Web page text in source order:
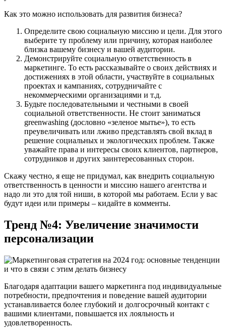
Как это можно использовать для развития бизнеса?
Определите свою социальную миссию и цели. Для этого
выберите ту проблему или причину, которая наиболее
близка вашему бизнесу и вашей аудитории.
Демонстрируйте социальную ответственность в
маркетинге. То есть рассказывайте о своих действиях и
достижениях в этой области, участвуйте в социальных
проектах и кампаниях, сотрудничайте с
некоммерческими организациями и т.д.
Будьте последовательными и честными в своей
социальной ответственности. Не стоит заниматься
greenwashing (дословно «зеленое мытье»), то есть
преувеличивать или лживо представлять свой вклад в
решение социальных и экологических проблем. Также
уважайте права и интересы своих клиентов, партнеров,
сотрудников и других заинтересованных сторон.
Скажу честно, я еще не придумал, как внедрить социальную
ответственность в ценности и миссию нашего агентства и
надо ли это для той ниши, в которой мы работаем. Если у вас
будут идеи или примеры – кидайте в комменты.
Тренд №4: Увеличение значимости
персонализации
Благодаря адаптации вашего маркетинга под индивидуальные
потребности, предпочтения и поведение вашей аудитории
устанавливается более глубокий и долгосрочный контакт с
вашими клиентами, повышается их лояльность и
удовлетворенность.